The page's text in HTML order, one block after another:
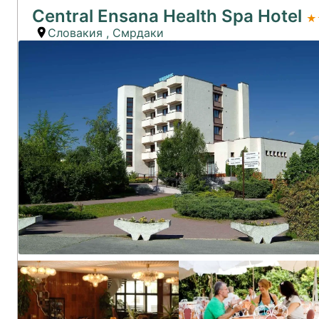
Central Ensana Health Spa Hotel
Словакия , Смрдаки